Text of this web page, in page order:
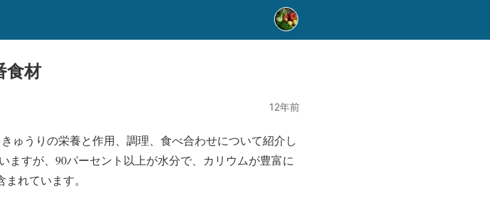
食材
12年前
ゅうりの栄養と作用、調理、食べ合わせについて紹介し
ますが、90パーセント以上が水分で、カリウムが豊富に
れています。